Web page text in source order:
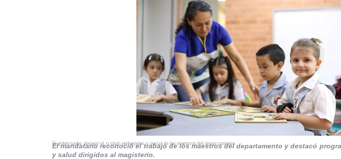
El gobernador destacó el trabajo pedagógico y social de los maestros del departamento.
El mandatario reconoció el trabajo de los maestros del departamento y destacó
y salud dirigidos al magisterio.